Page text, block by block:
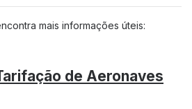
mais informações úteis:
de Aeronaves